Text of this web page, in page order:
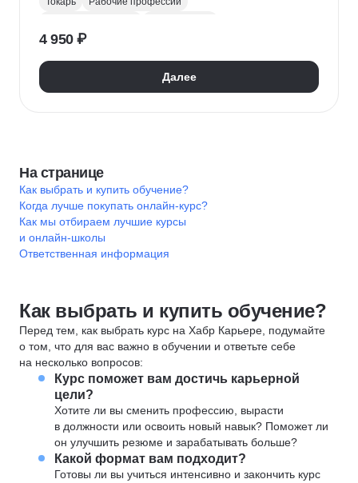
4 950 ₽
Далее
На странице
Как выбрать и купить обучение?
Когда лучше покупать онлайн-курс?
Как мы отбираем лучшие курсы
и онлайн-школы
Ответственная информация
Как выбрать и купить обучение?
Перед тем, как выбрать курс на Хабр Карьере, подумайте
о том, что для вас важно в обучении и ответьте себе
на несколько вопросов:
Курс поможет вам достичь карьерной
цели?
Хотите ли вы сменить профессию, вырасти
в должности или освоить новый навык? Поможет ли
он улучшить резюме и зарабатывать больше?
Какой формат вам подходит?
Готовы ли вы учиться интенсивно и закончить курс